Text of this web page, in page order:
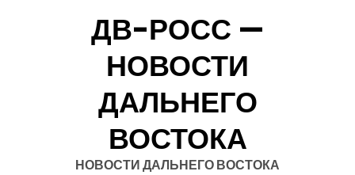
ДВ-РОСС —
НОВОСТИ
ДАЛЬНЕГО
ВОСТОКА
НОВОСТИ ДАЛЬНЕГО ВОСТОКА